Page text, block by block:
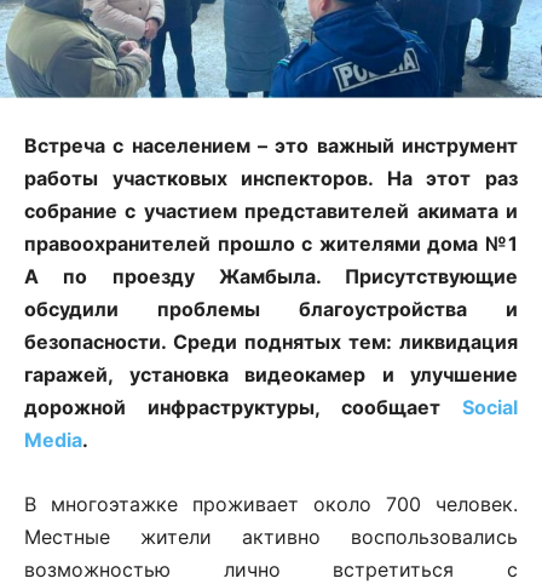
Встреча с населением – это важный инструмент
работы участковых инспекторов. На этот раз
собрание с участием представителей акимата и
правоохранителей прошло с жителями дома №1
А по проезду Жамбыла. Присутствующие
обсудили проблемы благоустройства и
безопасности. Среди поднятых тем: ликвидация
гаражей, установка видеокамер и улучшение
дорожной инфраструктуры, сообщает Social
Media.
В многоэтажке проживает около 700 человек.
Местные жители активно воспользовались
возможностью лично встретиться с